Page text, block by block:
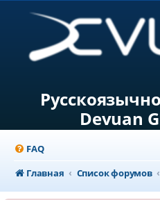
Devuan
FAQ
Главная
Список форумов